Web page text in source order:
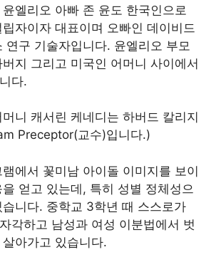
엘리오 아빠 존 윤도 한국인으로
자이자 대표이며 오빠인 데이비드
연구 기술자입니다. 윤엘리오 부모
지 그리고 미국인 어머니 사이에서
다.
니 캐서린 케네디는 하버드 칼리지
Preceptor(교수)입니다.)
에서 꽃미남 아이돌 이미지를 보이
얻고 있는데, 특히 성별 정체성으
습니다. 중학교 3학년 때 스스로가
각하고 남성과 여성 이분법에서 벗
아가고 있습니다.